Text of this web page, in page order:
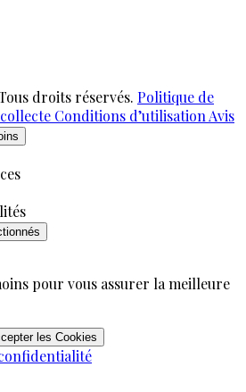
droits réservés. Politique de
Conditions d’utilisationAvis
pour vous assurer la meilleure
les Cookies